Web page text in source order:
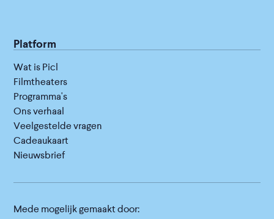
Platform
Wat is Picl
Filmtheaters
Programma's
Ons verhaal
Veelgestelde vragen
Cadeaukaart
Nieuwsbrief
Mede mogelijk gemaakt door: